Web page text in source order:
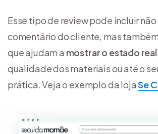
Esse tipo de review pode incluir não
comentário do cliente, mas
que ajudam a mostrar o estado
qualidade dos materiais ou até o
prática. Veja o exemplo da lojaSe